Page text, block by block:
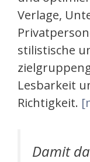
Verlage,
stilistische
Lesbarkeit
Richtigkeit.
Damit